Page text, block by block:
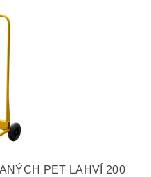
PET LAHVÍ 200